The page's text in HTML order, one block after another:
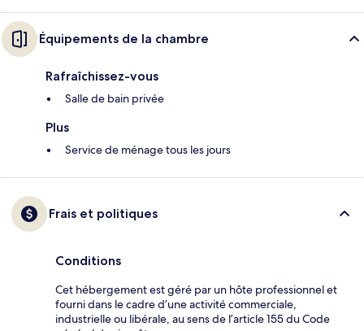
Équipements de la chambre
Rafraîchissez-vous
Salle de bain privée
Plus
Service de ménage tous les jours
Frais et politiques
Conditions
Cet hébergement est géré par un hôte professionnel et
fourni dans le cadre d’une activité commerciale,
industrielle ou libérale, au sens de l’article 155 du Code